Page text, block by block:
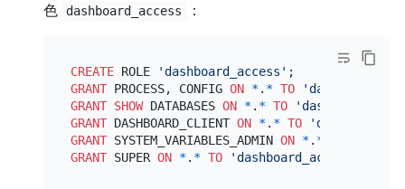
色
dashboard_access ：
CREATE ROLE 'dashboard_access'
GRANT PROCESS, CONFIG ON *. * TO
GRANT SHOW DATABASES ON *. * TO
GRANT DASHBOARD_CLIENT ON *. * TO
GRANT SYSTEM_VARIABLES_ADMIN ON *. *
GRANT SUPER ON *. * TO 'dashboard_access'